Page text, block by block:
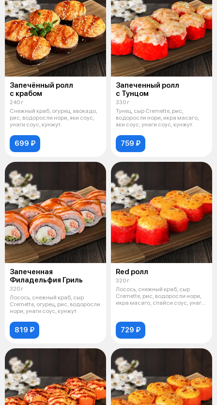
Запечённый ролл
с крабом
240 г
Снежный краб, огурец, авокадо,
рис, водоросли нори, яки соус,
унаги соус, кунжут.
699 ₽
Запеченный ролл
с Тунцом
330 г
Тунец, сыр Cremette, рис,
водоросли нори, икра масаго,
яки соус, унаги соус, кунжут.
759 ₽
Запеченная
Филадельфия Гриль
320 г
Лосось, снежный краб, сыр
Cremette, огурец, рис, водоросли
нори, унаги соус, кунжут.
819 ₽
Red ролл
320 г
Лосось, снежный краб, сыр
Cremette, рис, водоросли нори,
икра масаго, спайси соус, унаги
729 ₽